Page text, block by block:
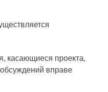
касающиеся проекта,
вправе